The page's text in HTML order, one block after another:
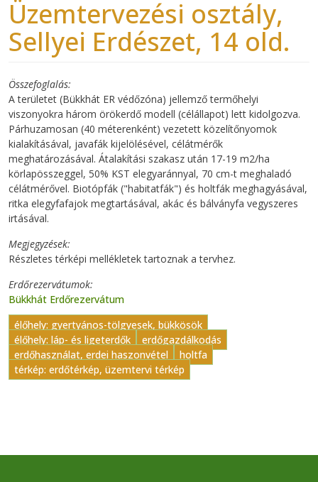
Üzemtervezési osztály,
Sellyei Erdészet, 14 old.
Összefoglalás
A területet (Bükkhát ER védőzóna) jellemző termőhelyi
viszonyokra három örökerdő modell (célállapot) lett kidolgozva.
Párhuzamosan (40 méterenként) vezetett közelítőnyomok
kialakításával, javafák kijelölésével, célátmérők
meghatározásával. Átalakítási szakasz után 17-19 m2/ha
körlapösszeggel, 50% KST elegyaránnyal, 70 cm-t meghaladó
célátmérővel. Biotópfák ("habitatfák") és holtfák meghagyásával,
ritka elegyfafajok megtartásával, akác és bálványfa vegyszeres
irtásával.
Megjegyzések
Részletes térképi mellékletek tartoznak a tervhez.
Erdőrezervátumok
Bükkhát Erdőrezervátum
élőhely: gyertyános-tölgyesek, bükkösök
élőhely: láp- és ligeterdők
erdőgazdálkodás
erdőhasználat, erdei haszonvétel
holtfa
térkép: erdőtérkép, üzemtervi térkép